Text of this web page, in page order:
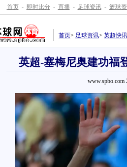
首页 - 即时比分 - 直播 - 足球资讯 - 篮球
首页> 足球资讯> 英超快讯
英超-塞梅尼奥建功福
www.spbo.com